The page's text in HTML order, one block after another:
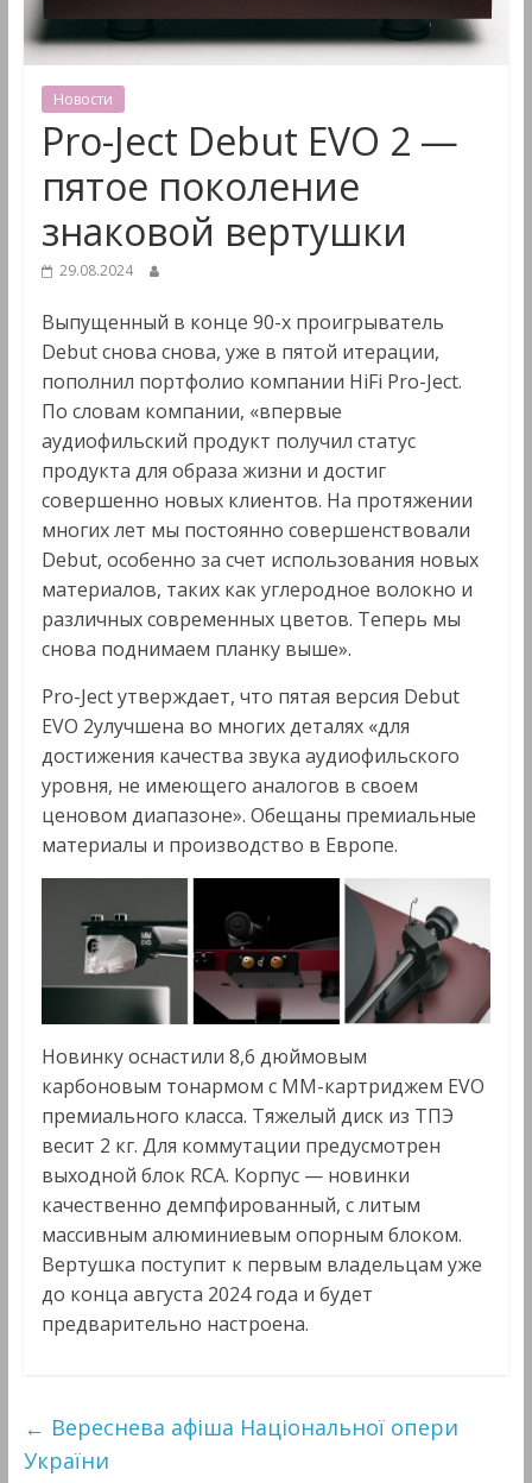
&
Мультимедиа
Новости
Pro-Ject Debut EVO 2 —
пятое поколение
знаковой вертушки
29.08.2024
Выпущенный в конце 90-х проигрыватель
Debut снова снова, уже в пятой итерации,
пополнил портфолио компании HiFi Pro-Ject.
По словам компании, «впервые
аудиофильский продукт получил статус
продукта для образа жизни и достиг
совершенно новых клиентов. На протяжении
многих лет мы постоянно совершенствовали
Debut, особенно за счет использования новых
материалов, таких как углеродное волокно и
различных современных цветов. Теперь мы
снова поднимаем планку выше».
Pro-Ject утверждает, что пятая версия Debut
EVO 2улучшена во многих деталях «для
достижения качества звука аудиофильского
уровня, не имеющего аналогов в своем
ценовом диапазоне». Обещаны премиальные
материалы и производство в Европе.
Новинку оснастили 8,6 дюймовым
карбоновым тонармом с MM-картриджем EVO
премиального класса. Тяжелый диск из ТПЭ
весит 2 кг. Для коммутации предусмотрен
выходной блок RCA. Корпус — новинки
качественно демпфированный, с литым
массивным алюминиевым опорным блоком.
Вертушка поступит к первым владельцам уже
до конца августа 2024 года и будет
предварительно настроена.
← Вереснева афіша Національної опери
України